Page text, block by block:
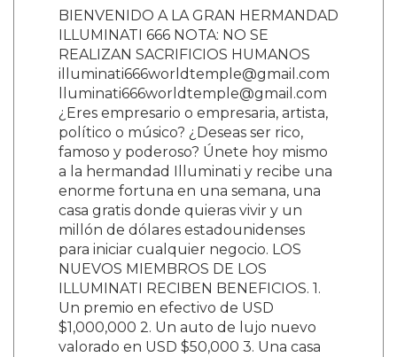
BIENVENIDO A LA GRAN HERMANDAD
ILLUMINATI 666 NOTA: NO SE
REALIZAN SACRIFICIOS HUMANOS
illuminati666worldtemple@gmail.com
lluminati666worldtemple@gmail.com
¿Eres empresario o empresaria, artista,
político o músico? ¿Deseas ser rico,
famoso y poderoso? Únete hoy mismo
a la hermandad Illuminati y recibe una
enorme fortuna en una semana, una
casa gratis donde quieras vivir y un
millón de dólares estadounidenses
para iniciar cualquier negocio. LOS
NUEVOS MIEMBROS DE LOS
ILLUMINATI RECIBEN BENEFICIOS. 1.
Un premio en efectivo de USD
$1,000,000 2. Un auto de lujo nuevo
valorado en USD $50,000 3. Una casa